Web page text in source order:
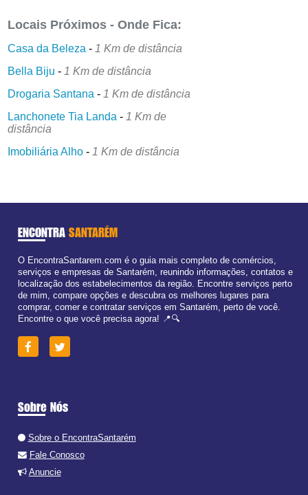
Locais Próximos - Onde Fica:
Casa da Beleza - 1 Km de distância
Bella Biju - 1 Km de distância
Drogaria Santana - 1 Km de distância
Lanchonete Tia Landa - 1 Km de
distância
Imobiliária Alho - 1 Km de distância
ENCONTRA SANTARÉM
O EncontraSantarem.com é o guia mais completo de comércios,
serviços e empresas de Santarém, reunindo informações, contatos e
localização dos estabelecimentos da região. Encontre serviços perto
de mim, compare opções e descubra os melhores lugares para
comprar, comer e contratar serviços em Santarém, perto de você.
Encontre o que você precisa agora! 📍🔍
Sobre Nós
Sobre o EncontraSantarém
Fale Conosco
Anuncie